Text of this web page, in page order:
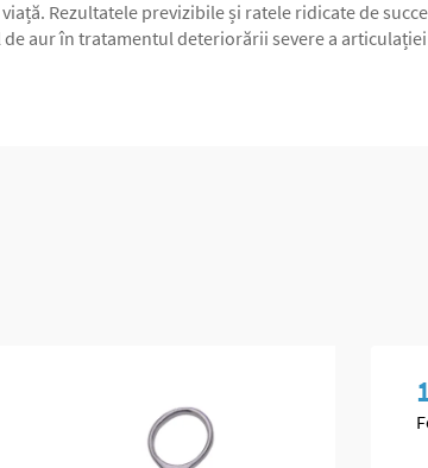
Rezultatele previzibile și ratele ridicate de
aur în tratamentul deteriorării severe a